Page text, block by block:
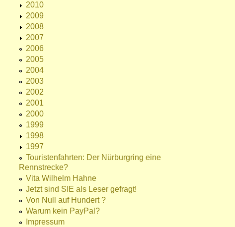
2010
2009
2008
2007
2006
2005
2004
2003
2002
2001
2000
1999
1998
1997
Touristenfahrten: Der Nürburgring eine
Rennstrecke?
Vita Wilhelm Hahne
Jetzt sind SIE als Leser gefragt!
Von Null auf Hundert ?
Warum kein PayPal?
Impressum